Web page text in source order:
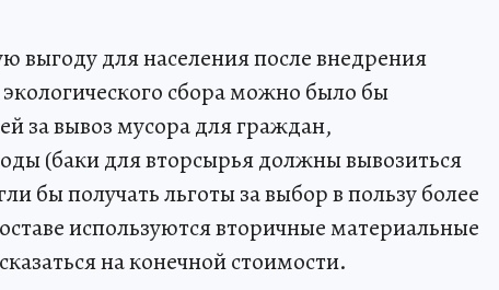
выгоду для населения после внедрения
сбора можно было бы
за вывоз мусора для граждан,
(баки для вторсырья должны вывозиться
бы получать льготы за выбор в пользу более
используются вторичные материальные
на конечной стоимости.